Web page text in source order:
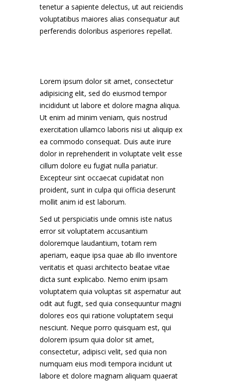
tenetur a sapiente delectus, ut aut reiciendis
voluptatibus maiores alias consequatur aut
perferendis doloribus asperiores repellat.
Lorem ipsum dolor sit amet, consectetur
adipisicing elit, sed do eiusmod tempor
incididunt ut labore et dolore magna aliqua.
Ut enim ad minim veniam, quis nostrud
exercitation ullamco laboris nisi ut aliquip ex
ea commodo consequat. Duis aute irure
dolor in reprehenderit in voluptate velit esse
cillum dolore eu fugiat nulla pariatur.
Excepteur sint occaecat cupidatat non
proident, sunt in culpa qui officia deserunt
mollit anim id est laborum.
Sed ut perspiciatis unde omnis iste natus
error sit voluptatem accusantium
doloremque laudantium, totam rem
aperiam, eaque ipsa quae ab illo inventore
veritatis et quasi architecto beatae vitae
dicta sunt explicabo. Nemo enim ipsam
voluptatem quia voluptas sit aspernatur aut
odit aut fugit, sed quia consequuntur magni
dolores eos qui ratione voluptatem sequi
nesciunt. Neque porro quisquam est, qui
dolorem ipsum quia dolor sit amet,
consectetur, adipisci velit, sed quia non
numquam eius modi tempora incidunt ut
labore et dolore magnam aliquam quaerat